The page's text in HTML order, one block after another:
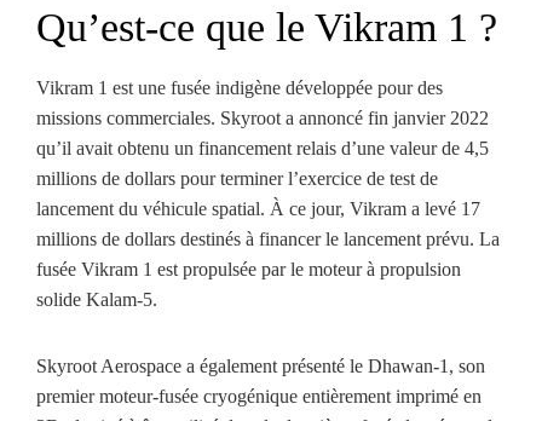
Qu’est-ce que le Vikram 1 ?
Vikram 1 est une fusée indigène développée pour des
missions commerciales. Skyroot a annoncé fin janvier 2022
qu’il avait obtenu un financement relais d’une valeur de 4,5
millions de dollars pour terminer l’exercice de test de
lancement du véhicule spatial. À ce jour, Vikram a levé 17
millions de dollars destinés à financer le lancement prévu. La
fusée Vikram 1 est propulsée par le moteur à propulsion
solide Kalam-5.
Skyroot Aerospace a également présenté le Dhawan-1, son
premier moteur-fusée cryogénique entièrement imprimé en